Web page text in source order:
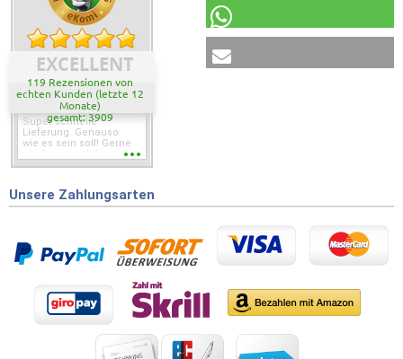
EXCELLENT
119 Rezensionen von
echten Kunden (letzte 12
Monate)
gesamt: 3909
Super schnelle
Lieferung. Genauso
wie es sein soll! Gerne
wieder wenn ich was
Unsere Zahlungsarten